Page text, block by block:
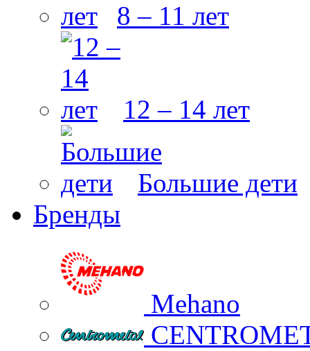
8 – 11 лет
12 – 14 лет
Большие дети
Бренды
Mehano